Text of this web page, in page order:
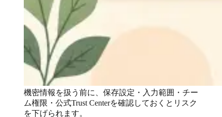
機密情報を扱う前に、保存設定・入力範囲・チー
ム権限・公式Trust Centerを確認しておくとリスク
を下げられます。